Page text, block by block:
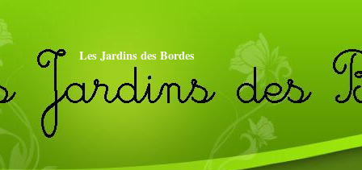
Les Jardins des Bordes